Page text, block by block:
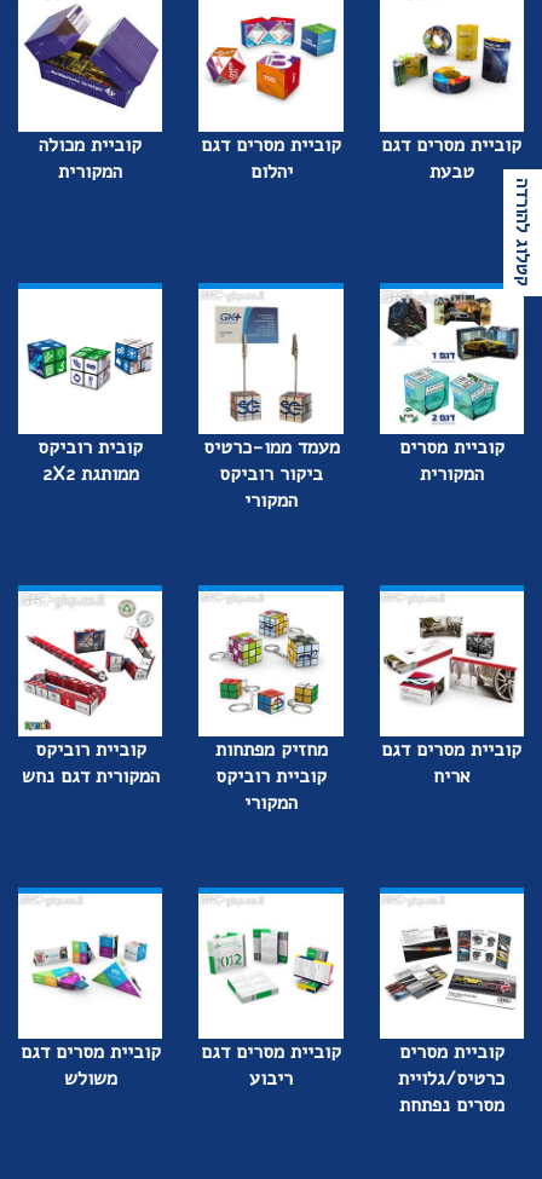
קטלוג להורדה
קוביית מסרים דגם
טבעת
קוביית מסרים דגם
יהלום
קוביית מכולה
המקורית
קוביית מסרים
המקורית
מעמד ממו-כרטיס
ביקור רוביקס
המקורי
קובית רוביקס
ממותגת 2X2
קוביית מסרים דגם
אריח
מחזיק מפתחות
קוביית רוביקס
המקורי
קוביית רוביקס
המקורית דגם נחש
קוביית מסרים
כרטיס/גלויית
מסרים נפתחת
קוביית מסרים דגם
ריבוע
קוביית מסרים דגם
משולש